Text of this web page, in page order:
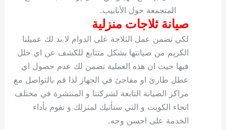
المتجمعة حول الأنابيب.
صيانة ثلاجات منزلية
لكي تضمن عمل الثلاجة على الدوام لا بد لك عميلنا
الكريم من صيانتها بشكل متتابع للكشف عن اي خلل
فيها حيث ان هذه العملية تضمن لك عدم حصول اي
عطل طارئ او مفاجئ في الجهاز لذا قم بالتواصل مع
مراكز الصيانة التابعة لشركتنا و المنتشرة في مختلف
انحاء الكويت و التي ستأتيك لمنزلك و تقوم بأداء
الخدمة على احسن وجه.